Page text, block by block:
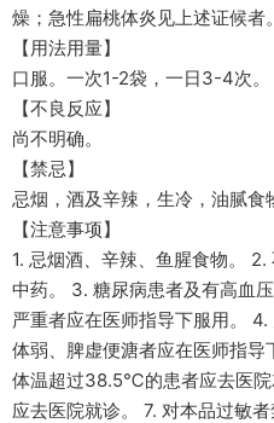
燥；急性扁桃体炎见上述证候者。
【用法用量】
口服。一次1-2袋，一日3-4次。
【不良反应】
尚不明确。
【禁忌】
忌烟，酒及辛辣，生冷，油腻食
【注意事项】
1. 忌烟酒、辛辣、鱼腥食物。
中药。 3. 糖尿病患者及有高血
严重者应在医师指导下服用。
体弱、脾虚便溏者应在医师指
体温超过38.5℃的患者应去医院
应去医院就诊。 7. 对本品过敏